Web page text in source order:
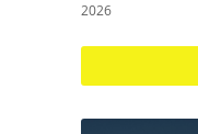
2026